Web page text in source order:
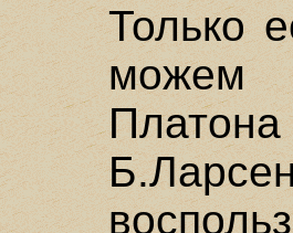
Только
можем